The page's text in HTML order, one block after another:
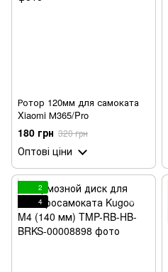
Ротор 120мм для самоката
Xiaomi М365/Pro
180 грн 320 грн
Оптові ціни
2
4